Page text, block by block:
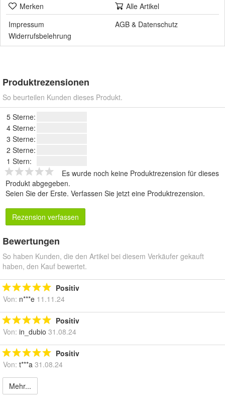
Merken
Alle Artikel
Impressum
AGB & Datenschutz
Widerrufsbelehrung
Produktrezensionen
So beurteilen Kunden dieses Produkt.
5 Sterne:
4 Sterne:
3 Sterne:
2 Sterne:
1 Stern:
Es wurde noch keine Produktrezension für dieses
Produkt abgegeben.
Seien Sie der Erste. Verfassen Sie jetzt eine Produktrezension.
Rezension verfassen
Bewertungen
So haben Kunden, die den Artikel bei diesem Verkäufer gekauft
haben, den Kauf bewertet.
Positiv
Von: n***e 11.11.24
Positiv
Von: in_dubio 31.08.24
Positiv
Von: t***a 31.08.24
Mehr...